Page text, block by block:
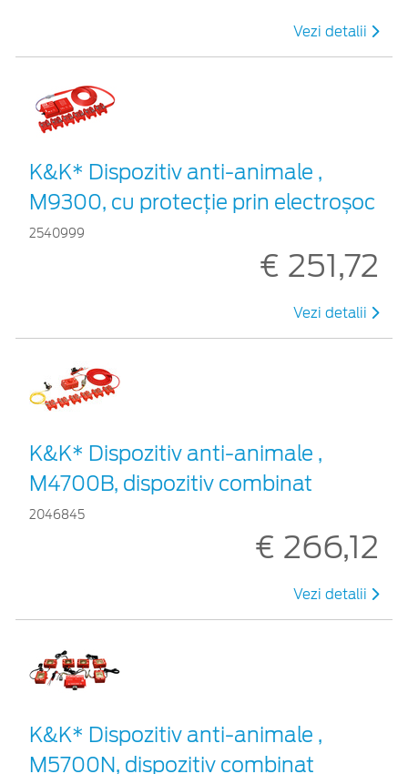
Vezi detalii
K&K* Dispozitiv anti-animale ,
M9300, cu protecție prin electroșoc
2540999
€ 251,72
Vezi detalii
K&K* Dispozitiv anti-animale ,
M4700B, dispozitiv combinat
2046845
€ 266,12
Vezi detalii
K&K* Dispozitiv anti-animale ,
M5700N, dispozitiv combinat